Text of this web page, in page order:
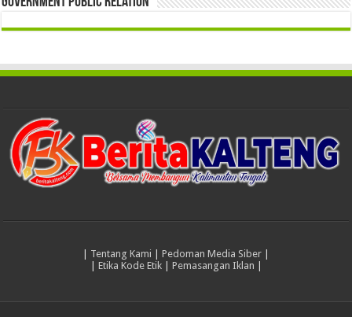
| Tentang Kami | Pedoman Media Siber |
| Etika Kode Etik| Pemasangan Iklan |